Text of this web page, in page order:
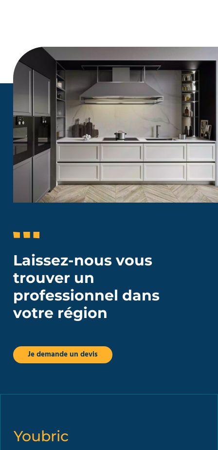
Laissez-nous vous
trouver un
professionnel dans
votre région
Je demande un devis
Youbric